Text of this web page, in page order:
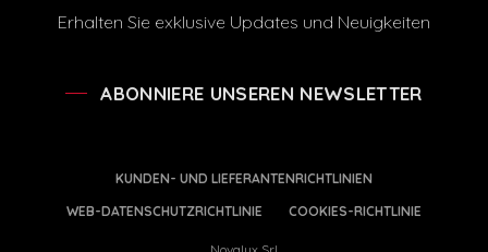
Erhalten Sie exklusive Updates und Neuigkeiten
ABONNIERE UNSEREN NEWSLETTER
KUNDEN- UND LIEFERANTENRICHTLINIEN
WEB-DATENSCHUTZRICHTLINIE
COOKIES-RICHTLINIE